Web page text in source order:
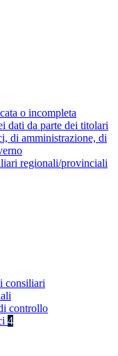
o incompleta
dati da parte dei titolari
di amministrazione, di
regionali/provinciali
consiliari
controllo
4